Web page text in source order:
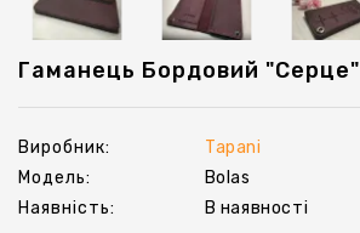
Гаманець Бордовий "серце"
Виробник:
Tapani
Модель:
Bolas
Наявність:
В наявності